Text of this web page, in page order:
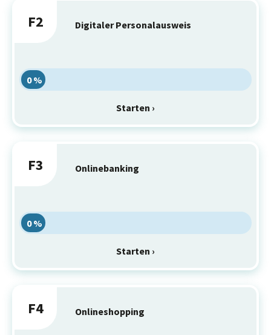
F2 Digitaler Personalausweis
0 %
Starten ›
F3 Onlinebanking
0 %
Starten ›
F4 Onlineshopping